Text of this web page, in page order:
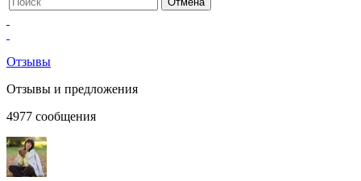
Отзывы
Отзывы и предложения
4977 сообщения